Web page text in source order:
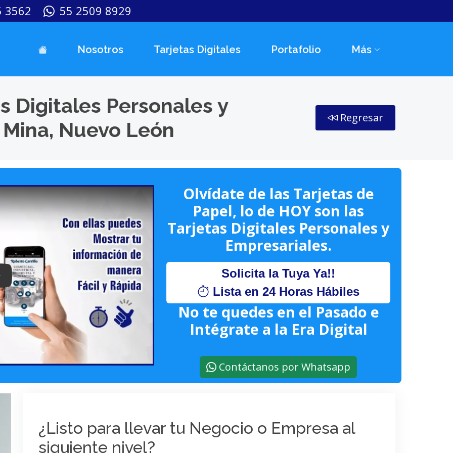
3562 55 2509 8929
Nosotros Tarjetas Digitales Portafolio Más
Digitales Personales y
Nuevo León
Regresar
Keynote (Google I/O '18)
Olvídate de las Tarjetas de
Papel, lo de HOY son las
Tarjetas Digitales Personales y
Empresariales.
Solicita la Tuya Ya!!
Lista en 24 Horas Hábiles
No te quedes en el Pasado e
Intégrate a la Era Digital
Contáctanos por Whatsapp
¿Listo para llevar tu Negocio o Empresa al
siguiente nivel?